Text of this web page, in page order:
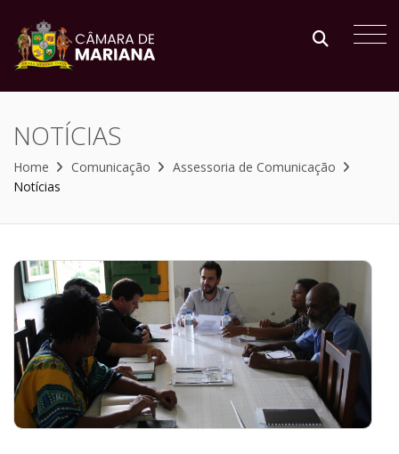
NOTÍCIAS
Home Comunicação
Assessoria de Comunicação
Notícias